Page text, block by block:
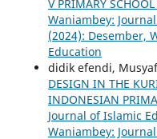
V PRIMARY
Waniambey:
(2024): Desember,
Education
didik efendi,
DESIGN IN THE
INDONESIAN
Journal of Islamic
Waniambey: